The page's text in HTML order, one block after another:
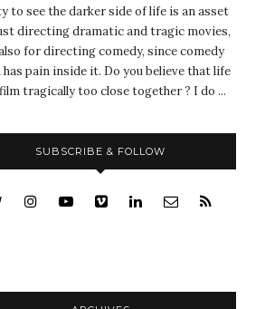
to see the darker side of life is an asset
directing dramatic and tragic movies,
for directing comedy, since comedy
pain inside it. Do you believe that life
tragically too close together ? I do ...
SUBSCRIBE & FOLLOW